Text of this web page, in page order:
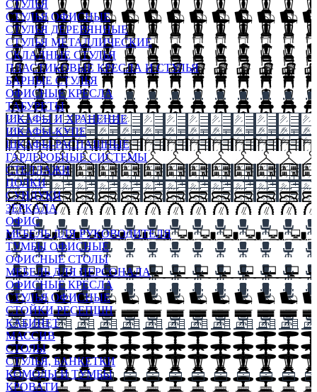
СТУЛЬЯ
СТУЛЬЯ ОФИСНЫЕ
СТУЛЬЯ ДЕРЕВЯННЫЕ
СТУЛЬЯ МЕТАЛЛИЧЕСКИЕ
СКЛАДНЫЕ СТУЛЬЯ
ПЛАСТИКОВЫЕ КРЕСЛА И СТУЛЬЯ
БАРНЫЕ СТУЛЬЯ
ОФИСНЫЕ КРЕСЛА
ТАБУРЕТЫ
ШКАФЫ И ХРАНЕНИЕ
ШКАФЫ-КУПЕ
ШКАФЫ-РАСПАШНЫЕ
ГАРДЕРОБНЫЕ СИСТЕМЫ
СТЕЛЛАЖИ
ПОЛКИ
СУНДУКИ
ЗЕРКАЛА
ОФИС
МЕБЕЛЬ ДЛЯ РУКОВОДИТЕЛЯ
ТУМБЫ ОФИСНЫЕ
ОФИСНЫЕ СТОЛЫ
МЕБЕЛЬ ДЛЯ ПЕРСОНАЛА
ОФИСНЫЕ КРЕСЛА
СТУЛЬЯ ОФИСНЫЕ
СТОЙКИ РЕСЕПШН
КАБИНЕТ
МАССИВ
СТОЛЫ
СТУЛЬЯ, БАНКЕТКИ
КОМОДЫ И ТУМБЫ
КРОВАТИ